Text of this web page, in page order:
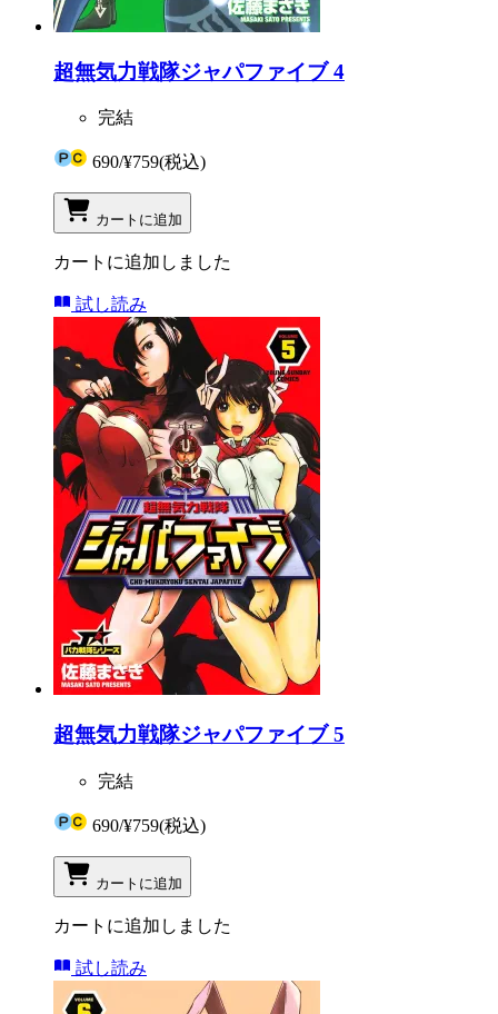
超無気力戦隊ジャパファイブ 4
完結
690/¥759(税込)
カートに追加
カートに追加しました
試し読み
超無気力戦隊ジャパファイブ 5
完結
690/¥759(税込)
カートに追加
カートに追加しました
試し読み